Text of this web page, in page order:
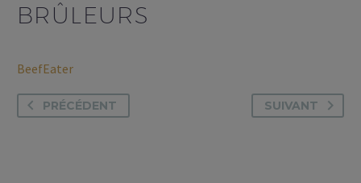
BRÛLEURS
BeefEater
PRÉCÉDENT SUIVANT